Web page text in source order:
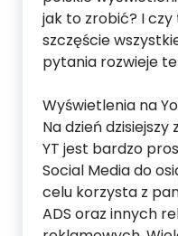
jak to zrobić? I
szczęście
pytania rozwieje
Wyświetlenia na
Na dzień
YT jest bardzo
Social Media do
celu korzysta z
ADS oraz innych